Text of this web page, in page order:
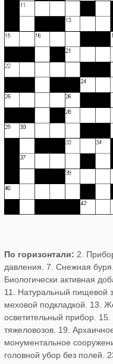
По горизонтали: 2.
давления. 7. Снежная
Биологически активная
11. Натуральный пищевой
меховой подкладкой. 13.
осветительный прибор.
тяжеловозов. 19.
монументальное
головной убор без полей.